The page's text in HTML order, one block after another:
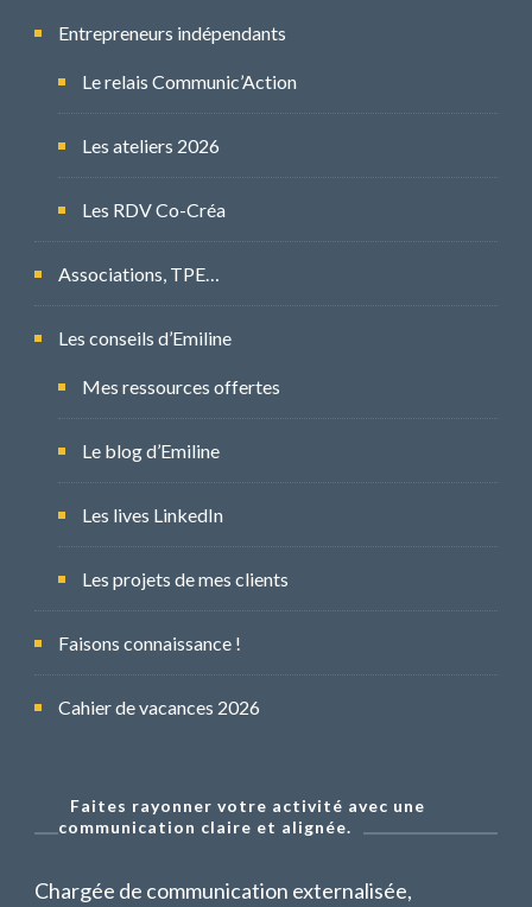
Entrepreneurs indépendants
Le relais Communic’Action
Les ateliers 2026
Les RDV Co-Créa
Associations, TPE…
Les conseils d’Emiline
Mes ressources offertes
Le blog d’Emiline
Les lives LinkedIn
Les projets de mes clients
Faisons connaissance !
Cahier de vacances 2026
Faites rayonner votre activité avec une
communication claire et alignée.
Chargée de communication externalisée,